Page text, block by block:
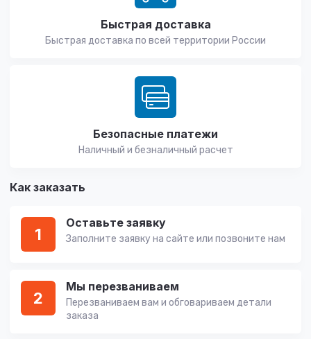
Быстрая доставка
Быстрая доставка по всей территории России
Безопасные платежи
Наличный и безналичный расчет
Как заказать
1
Оставьте заявку
Заполните заявку на сайте или позвоните нам
2
Мы перезваниваем
Перезваниваем вам и обговариваем детали
заказа